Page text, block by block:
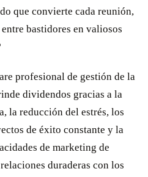
que convierte cada reunión,
bastidores en valiosos
profesional de gestión de la
dividendos gracias a la
la reducción del estrés, los
de éxito constante y la
de marketing de
duraderas con los